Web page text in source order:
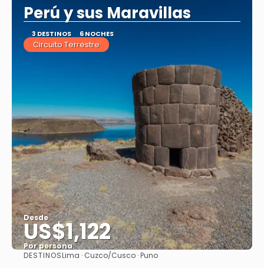
Perú y sus Maravillas
3 DESTINOS 6 NOCHES
Circuito Terrestre
Desde
US$1,122
Por persona
Ver
DESTINOSLima · Cuzco/Cusco · Puno